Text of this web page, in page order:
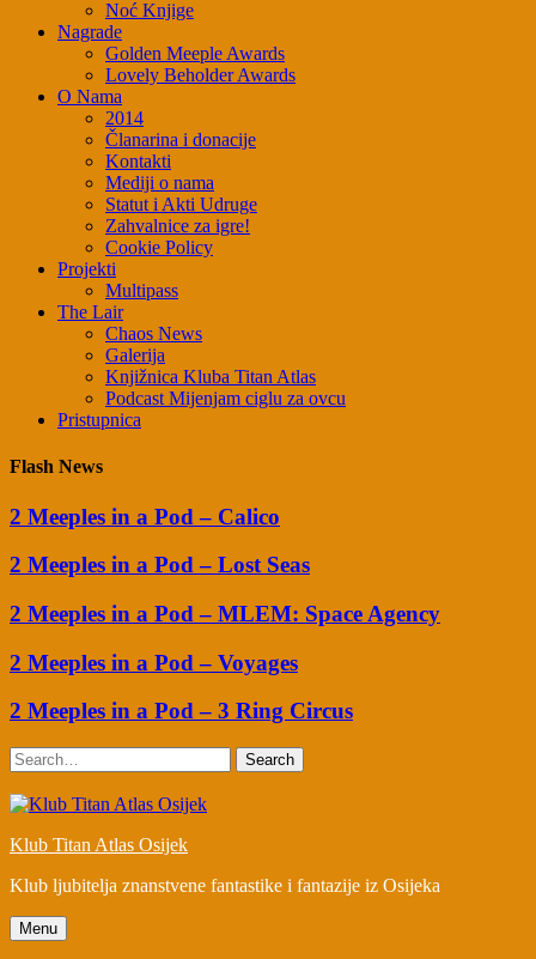
Noć Knjige
Nagrade
Golden Meeple Awards
Lovely Beholder Awards
O Nama
2014
Članarina i donacije
Kontakti
Mediji o nama
Statut i Akti Udruge
Zahvalnice za igre!
Cookie Policy
Projekti
Multipass
The Lair
Chaos News
Galerija
Knjižnica Kluba Titan Atlas
Podcast Mijenjam ciglu za ovcu
Pristupnica
Flash News
2 Meeples in a Pod – Calico
2 Meeples in a Pod – Lost Seas
2 Meeples in a Pod – MLEM: Space Agency
2 Meeples in a Pod – Voyages
2 Meeples in a Pod – 3 Ring Circus
Search
Klub Titan Atlas Osijek
Klub ljubitelja znanstvene fantastike i fantazije iz Osijeka
Menu